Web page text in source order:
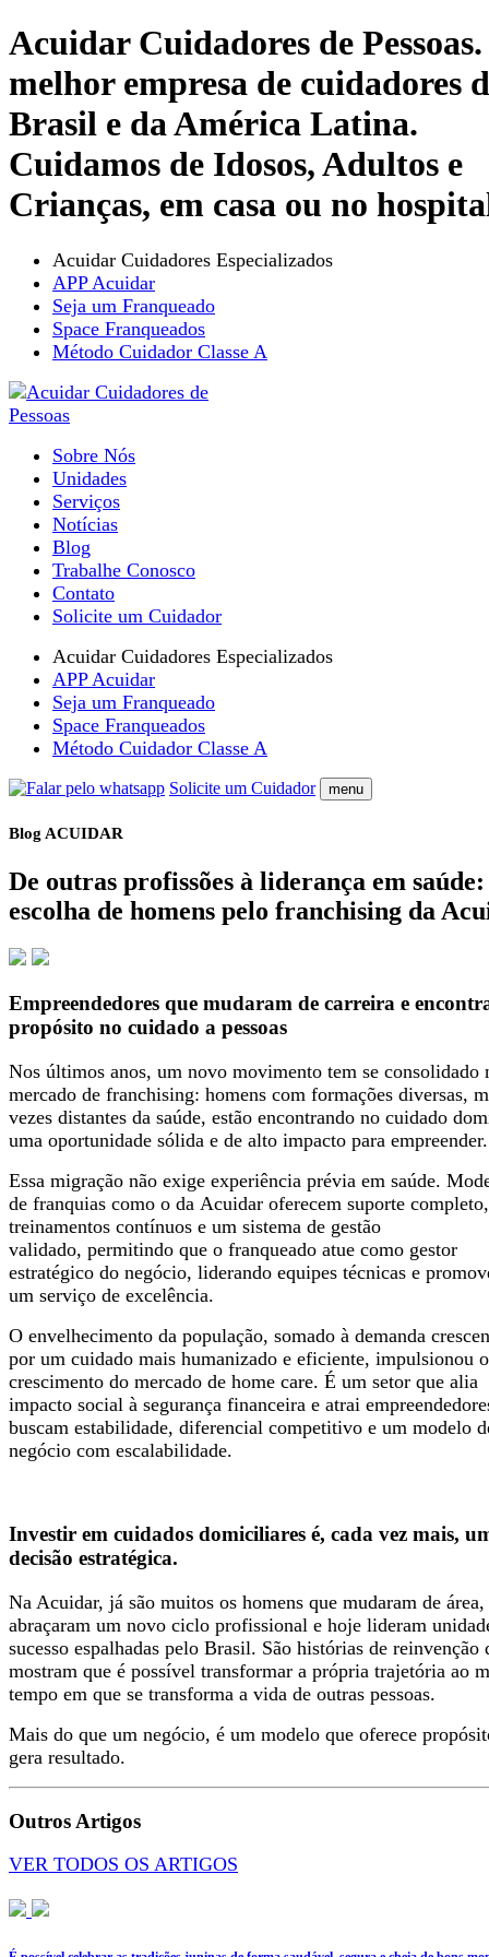
Acuidar Cuidadores de Pessoas.
melhor empresa de cuidadores
Brasil e da América Latina.
Cuidamos de Idosos, Adultos e
Crianças, em casa ou no
Acuidar Cuidadores Especializados
APP Acuidar
Seja um Franqueado
Space Franqueados
Método Cuidador Classe A
Sobre Nós
Unidades
Serviços
Notícias
Blog
Trabalhe Conosco
Contato
Solicite um Cuidador
Acuidar Cuidadores Especializados
APP Acuidar
Seja um Franqueado
Space Franqueados
Método Cuidador Classe A
Solicite um Cuidador menu
Blog ACUIDAR
De outras profissões à liderança em
escolha de homens pelo franchising da
Empreendedores que mudaram de carreira e
propósito no cuidado a pessoas
Nos últimos anos, um novo movimento tem se consolidado
mercado de franchising: homens com formações diversas,
vezes distantes da saúde, estão encontrando no cuidado
uma oportunidade sólida e de alto impacto para
Essa migração não exige experiência prévia em saúde.
de franquias como o da Acuidar oferecem suporte completo,
treinamentos contínuos e um sistema de gestão
validado, permitindo que o franqueado atue como gestor
estratégico do negócio, liderando equipes técnicas e
um serviço de excelência.
O envelhecimento da população, somado à demanda
por um cuidado mais humanizado e eficiente, impulsionou o
crescimento do mercado de home care. É um setor que alia
impacto social à segurança financeira e atrai
buscam estabilidade, diferencial competitivo e um modelo
negócio com escalabilidade.
Investir em cuidados domiciliares é, cada vez mais,
decisão estratégica.
Na Acuidar, já são muitos os homens que mudaram de área,
abraçaram um novo ciclo profissional e hoje lideram
sucesso espalhadas pelo Brasil. São histórias de reinvenção
mostram que é possível transformar a própria trajetória ao
tempo em que se transforma a vida de outras pessoas.
Mais do que um negócio, é um modelo que oferece
gera resultado.
Outros Artigos
VER TODOS OS ARTIGOS